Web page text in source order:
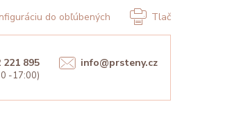
do obľúbených Tlač
221 895
-17:00)
info@prsteny.cz